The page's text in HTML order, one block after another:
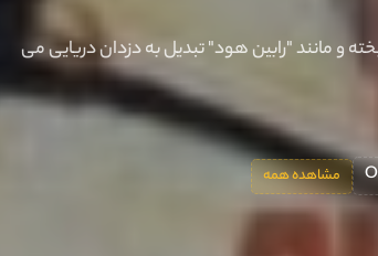
و مانند "رابین هود" تبدیل به دزدان دریایی می
مشاهده همه